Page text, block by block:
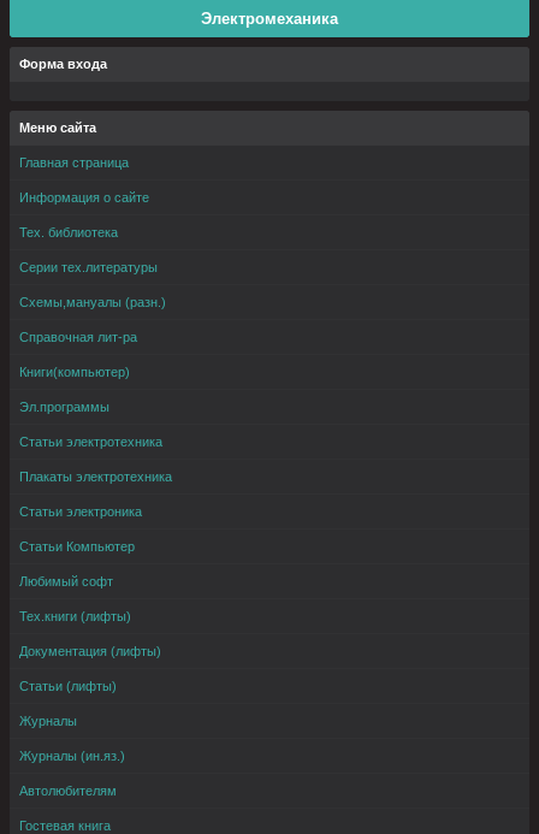
Электромеханика
Форма входа
Меню сайта
Главная страница
Информация о сайте
Тех. библиотека
Серии тех.литературы
Схемы,мануалы (разн.)
Справочная лит-ра
Книги(компьютер)
Эл.программы
Статьи электротехника
Плакаты электротехника
Статьи электроника
Статьи Компьютер
Любимый софт
Тех.книги (лифты)
Документация (лифты)
Статьи (лифты)
Журналы
Журналы (ин.яз.)
Автолюбителям
Гостевая книга